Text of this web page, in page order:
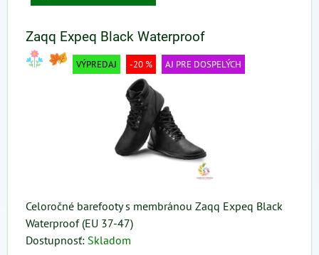
Zaqq Expeq Black Waterproof
VÝPREDAJ -20 % AJ PRE DOSPELÝCH
Celoročné barefooty s membránou Zaqq Expeq Black
Waterproof (EU 37-47)
Dostupnosť: Skladom